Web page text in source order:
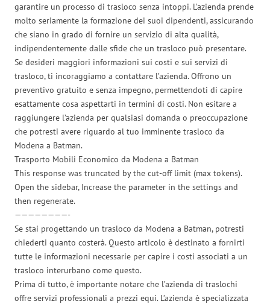
garantire un processo di trasloco senza intoppi. L’azienda prende
molto seriamente la formazione dei suoi dipendenti, assicurando
che siano in grado di fornire un servizio di alta qualità,
indipendentemente dalle sfide che un trasloco può presentare.
Se desideri maggiori informazioni sui costi e sui servizi di
trasloco, ti incoraggiamo a contattare l’azienda. Offrono un
preventivo gratuito e senza impegno, permettendoti di capire
esattamente cosa aspettarti in termini di costi. Non esitare a
raggiungere l’azienda per qualsiasi domanda o preoccupazione
che potresti avere riguardo al tuo imminente trasloco da
Modena a Batman.
Trasporto Mobili Economico da Modena a Batman
This response was truncated by the cut-off limit (max tokens).
Open the sidebar, Increase the parameter in the settings and
then regenerate.
————————-
Se stai progettando un trasloco da Modena a Batman, potresti
chiederti quanto costerà. Questo articolo è destinato a fornirti
tutte le informazioni necessarie per capire i costi associati a un
trasloco interurbano come questo.
Prima di tutto, è importante notare che l’azienda di traslochi
offre servizi professionali a prezzi equi. L’azienda è specializzata